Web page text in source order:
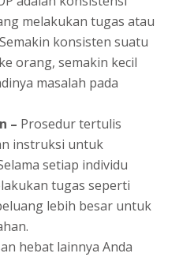
melakukan tugas atau
konsisten suatu
orang, semakin kecil
masalah pada
– Prosedur tertulis
instruksi untuk
setiap individu
tugas seperti
lebih besar untuk
hebat lainnya Anda